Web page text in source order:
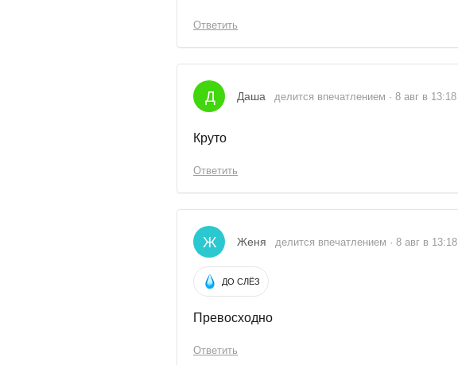
Ответить
Д Даша делится впечатлением · 8 авг в 13:18
Круто
Ответить
Ж Женя делится впечатлением · 8 авг в 13:18
ДО СЛЁЗ
Превосходно
Ответить